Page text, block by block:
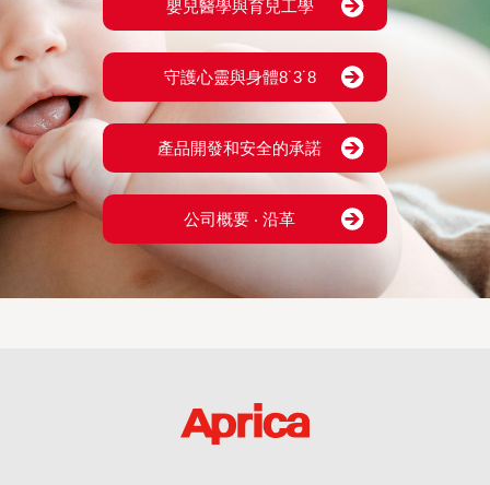
嬰兒醫學與育兒工學
守護心靈與身體8˙3˙8
產品開發和安全的承諾
公司概要 ‧ 沿革